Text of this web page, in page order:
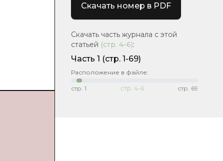
Скачать номер в PDF
Скачать часть журнала с этой
статьей (стр. 4-6):
Часть 1 (стр. 1-69)
Расположение в файле:
стр. 1 стр. 4-6 стр. 69